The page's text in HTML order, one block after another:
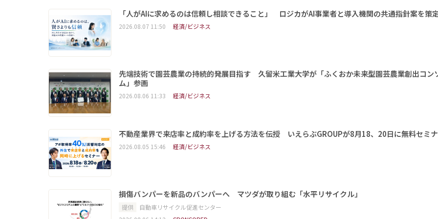
「人がAIに求めるのは信頼し相談できること」 ロジカがAI事業者と導入機関の共通指針案を策
2026.08.07 11:50 経済/ビジネス
先端技術で園芸農業の持続的発展目指す 久留米工業大学が「ふくおか未来型園芸農業創出コン
ム」参画
2026.08.06 11:33 経済/ビジネス
不動産業界で来店率と成約率を上げる方法を伝授 いえらぶGROUPが8月18、20日に無料セミ
2026.08.05 15:46 経済/ビジネス
損傷バンパーを新品のバンパーへ マツダが取り組む「水平リサイクル」
提供
自動車リサイクル促進センター